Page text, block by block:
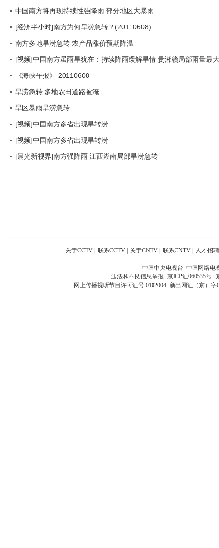
中国南方将再现持续性强降雨 部分地区大暴雨
[经济半小时]南方为何旱涝急转？(20110608)
南方多地旱涝急转 农产品涨价预期降温
[视频]中国南方虽雨旱犹在：持续降雨缓解旱情 贵湘赣局部雨量最大
《海峡午报》 20110608
旱涝急转 多地农田道路被淹
旱区暴雨旱涝急转
[视频]中国南方多省出现旱转涝
[视频]中国南方多省出现旱转涝
[晨光新视界]南方强降雨 江西湖南局部旱涝急转
关于CCTV | 联系CCTV | 关于CNTV | 联系CNTV | 人才招聘
中国中央电视台 中国网络电
违法和不良信息举报 京ICP证060535号
网上传播视听节目许可证号 0102004 新出网证（京）